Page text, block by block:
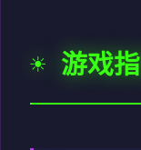
☀️ 游戏